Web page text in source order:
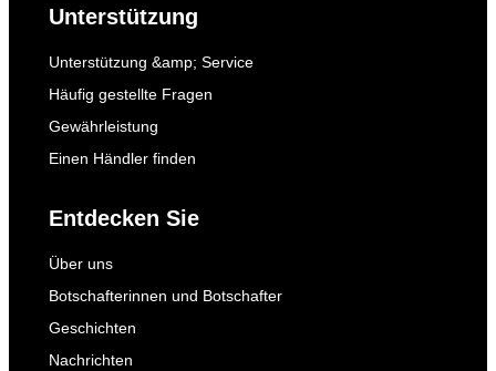
Unterstützung
Unterstützung &amp; Service
Häufig gestellte Fragen
Gewährleistung
Einen Händler finden
Entdecken Sie
Über uns
Botschafterinnen und Botschafter
Geschichten
Nachrichten